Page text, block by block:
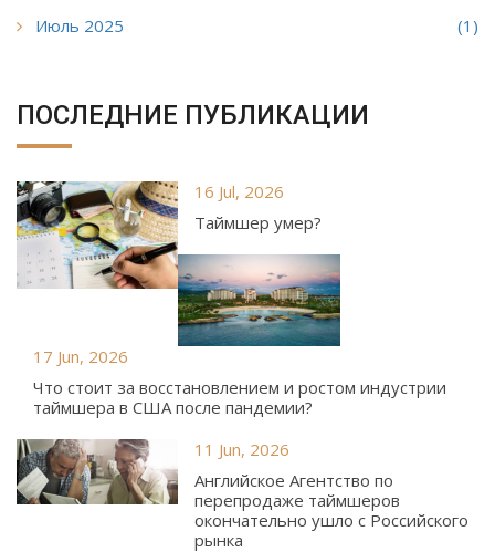
Июль 2025 (1)
ПОСЛЕДНИЕ ПУБЛИКАЦИИ
16 Jul, 2026
Таймшер умер?
17 Jun, 2026
Что стоит за восстановлением и ростом индустрии
таймшера в США после пандемии?
11 Jun, 2026
Английское Агентство по
перепродаже таймшеров
окончательно ушло с Российского
рынка